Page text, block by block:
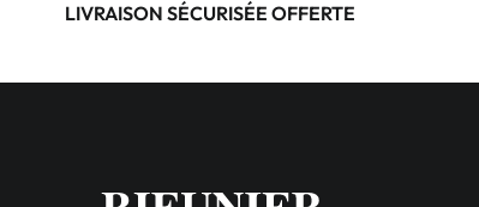
LIVRAISON SÉCURISÉE OFFERTE